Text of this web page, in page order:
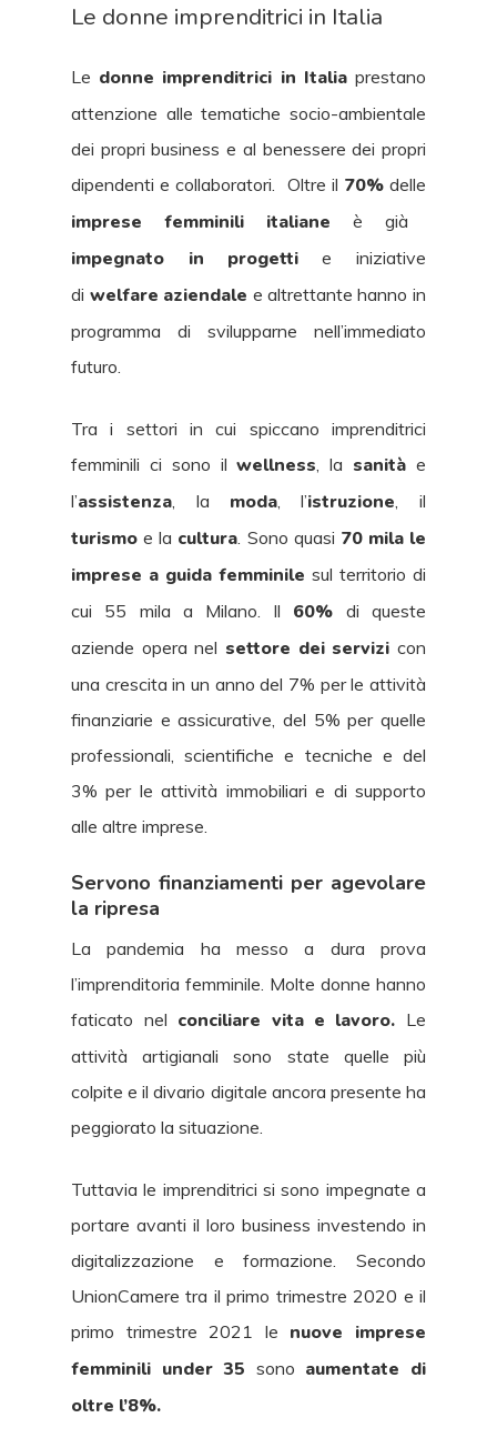
Le donne imprenditrici in Italia
Le donne imprenditrici in Italiaprestano
attenzione alle tematiche socio-ambientale
dei propri business e al benessere dei propri
dipendenti e collaboratori. Oltre il 70% delle
imprese femminili italiane è già
impegnato in progetti e iniziative
di welfare aziendale e altrettante hanno in
programma di svilupparne nell’immediato
futuro.
Tra i settori in cui spiccano imprenditrici
femminili ci sono ilwellness, la sanità e
l’assistenza, la moda, l’istruzione, il
turismoe la cultura. Sono quasi 70 mila le
imprese a guida femminile sul territorio di
cui 55 mila a Milano. Il
60% di queste
aziende opera nel settore dei servizi con
una crescita in un anno del 7% per le attività
finanziarie e assicurative, del 5% per quelle
professionali, scientifiche e tecniche e del
3% per le attività immobiliari e di supporto
alle altre imprese.
Servono finanziamenti per agevolare
la ripresa
La pandemia ha messo a dura prova
l’imprenditoria femminile. Molte donne hanno
faticato nel conciliare vita e lavoro. Le
attività artigianali sono state quelle più
colpite e il divario digitale ancora presente ha
peggiorato la situazione.
Tuttavia le imprenditrici si sono impegnate a
portare avanti il loro business investendo in
digitalizzazione e formazione. Secondo
UnionCamere tra il primo trimestre 2020 e il
primo trimestre 2021 le nuove imprese
femminili under 35 sono aumentate di
oltre l’8%.